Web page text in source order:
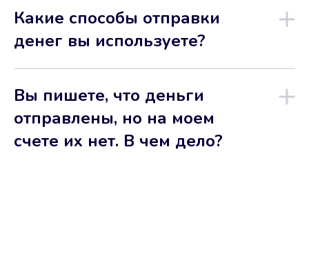
Какие способы отправки
денег вы используете?
Вы пишете, что деньги
отправлены, но на моем
счете их нет. В чем дело?